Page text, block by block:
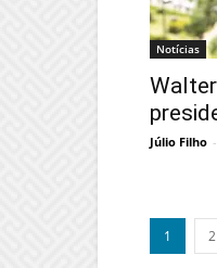
Notícias
Júlio Filho -
1 2